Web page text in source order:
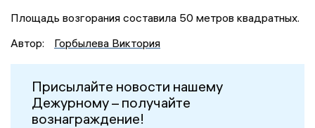
Площадь возгорания составила 50 метров квадратных.
Автор:
Горбылева Виктория
Присылайте новости нашему
Дежурному – получайте
вознаграждение!